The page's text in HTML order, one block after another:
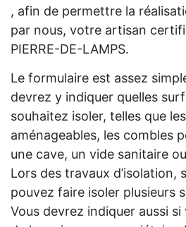
, afin de permettre la
par nous, votre artisan
PIERRE-DE-LAMPS.
Le formulaire est assez
devrez y indiquer quelles
souhaitez isoler, telles que
aménageables, les combles
une cave, un vide sanitaire
Lors des travaux d’isolation,
pouvez faire isoler plusieurs
Vous devrez indiquer aussi